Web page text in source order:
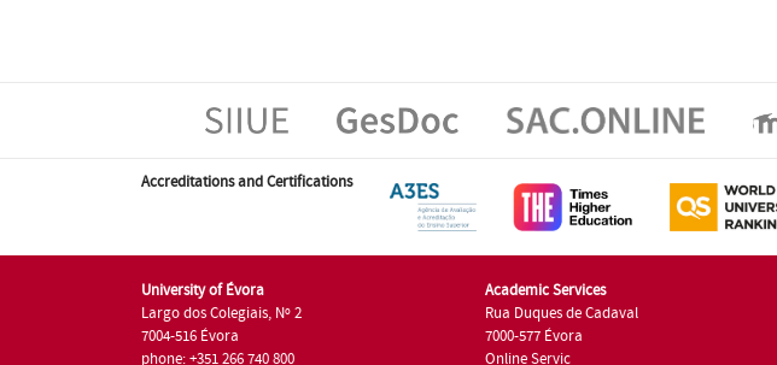
Accreditations and Certifications
University of Évora
Largo dos Colegiais, Nº 2
7004-516 Évora
phone: +351 266 740 800
Academic Services
Rua Duques de Cadaval
7000-577 Évora
Online Servic